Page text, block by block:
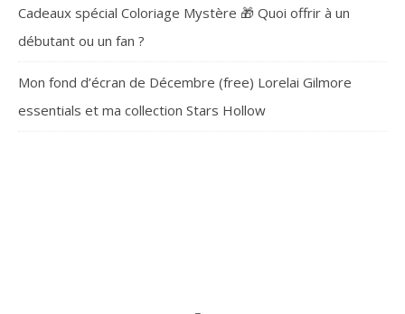
Cadeaux spécial Coloriage Mystère 🎁 Quoi offrir à un
débutant ou un fan ?
Mon fond d’écran de Décembre (free) Lorelai Gilmore
essentials et ma collection Stars Hollow